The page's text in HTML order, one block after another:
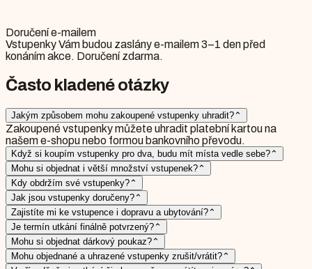
Doručení e-mailem
Vstupenky Vám budou zaslány e-mailem 3–1 den před
konáním akce. Doručení zdarma.
Často kladené otázky
Jakým způsobem mohu zakoupené vstupenky uhradit? ⌃
Zakoupené vstupenky můžete uhradit platební kartou na
našem e-shopu nebo formou bankovního převodu.
Když si koupím vstupenky pro dva, budu mít místa vedle sebe? ⌃
Mohu si objednat i větší množství vstupenek? ⌃
Kdy obdržím své vstupenky? ⌃
Jak jsou vstupenky doručeny? ⌃
Zajistíte mi ke vstupence i dopravu a ubytování? ⌃
Je termín utkání finálně potvrzený? ⌃
Mohu si objednat dárkový poukaz? ⌃
Mohu objednané a uhrazené vstupenky zrušit/vrátit? ⌃